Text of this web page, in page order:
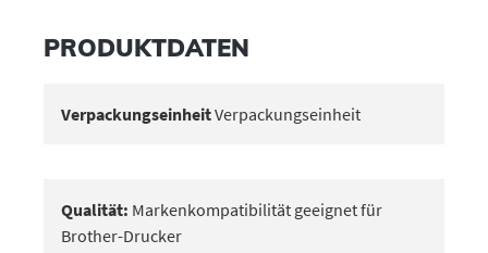
PRODUKTDATEN
VerpackungseinheitVerpackungseinheit
Qualität: Markenkompatibilität geeignet für
Brother-Drucker